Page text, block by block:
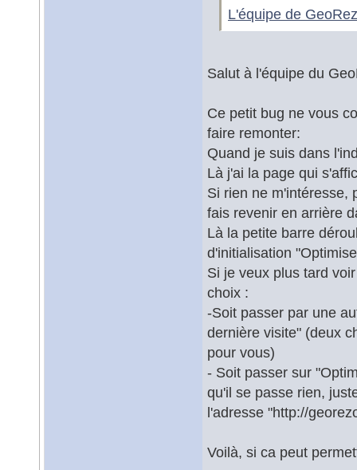
L'équipe de
Salut à l'équipe du
Ce petit bug ne vous
faire remonter:
Quand je suis dans
Là j'ai la page qui
Si rien ne m'intéresse,
fais revenir en arrière
Là la petite barre
d'initialisation
Si je veux plus tard
choix :
-Soit passer par une
dernière visite" (deux
pour vous)
- Soit passer sur
qu'il se passe rien,
l'adresse "http://
Voilà, si ca peut